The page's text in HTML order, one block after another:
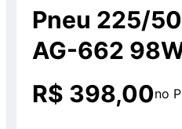
Avaliação
0
de
Pneu 225/
AG-662
R$ 398,00no